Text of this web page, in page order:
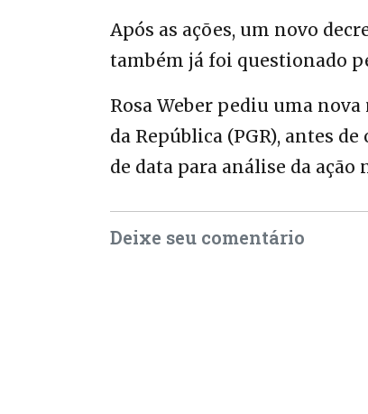
Após as ações, um novo
também já foi questionado
Rosa Weber pediu uma
da República (PGR), antes
de data para análise da ação
Deixe seu comentário